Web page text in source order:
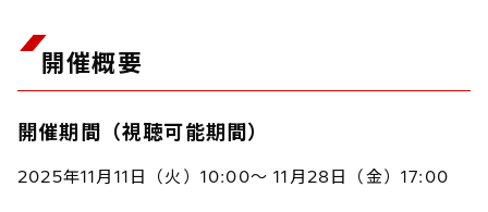
開催概要
開催期間（視聴可能期間）
2025年11月11日（火）10:00～ 11月28日（金）17:00